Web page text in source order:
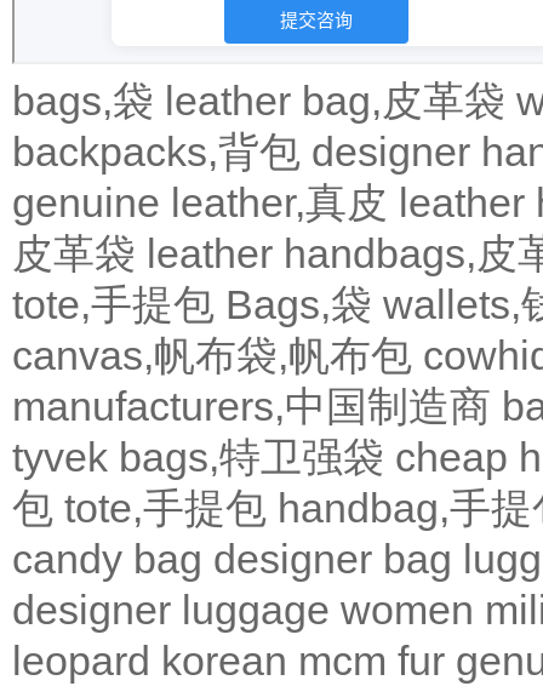
bags,袋 leather bag,皮革袋
backpacks,背包 designer
genuine leather,真皮 leather
皮革袋 leather handbags,皮
tote,手提包 Bags,袋 wallets,
canvas,帆布袋,帆布包
manufacturers,中国制造商
tyvek bags,特卫强袋 cheap
包 tote,手提包 handbag,手提
candy bag designer bag
designer luggage women
leopard korean mcm fur